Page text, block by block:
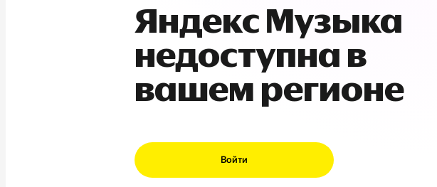
Яндекс Музыка
недоступна в
вашем регионе
Войти